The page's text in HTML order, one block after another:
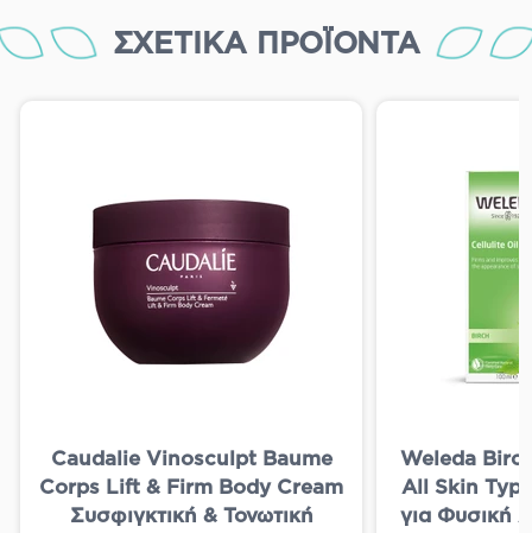
ΣΧΕΤΙΚΆ ΠΡΟΪΌΝΤΑ
Caudalie Vinosculpt Baume
Corps Lift & Firm Body Cream
Συσφιγκτική & Τονωτική
Weleda
All Skin
για Φυσική